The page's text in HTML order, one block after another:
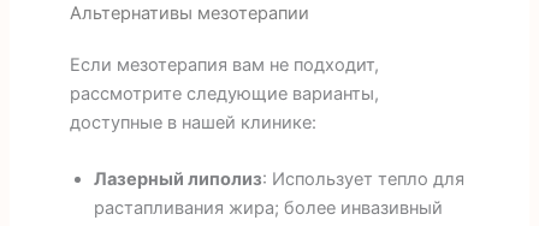
Альтернативы мезотерапии
Если мезотерапия вам не подходит,
рассмотрите следующие варианты,
доступные в нашей клинике:
Лазерный липолиз: Использует тепло для
растапливания жира; более инвазивный